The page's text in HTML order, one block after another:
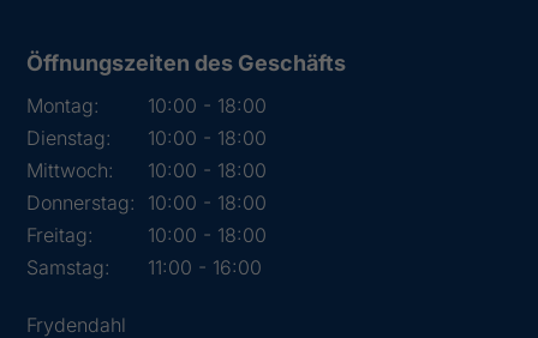
Öffnungszeiten des Geschäfts
Montag:
10:00 - 18:00
Dienstag:
10:00 - 18:00
Mittwoch:
10:00 - 18:00
Donnerstag:
10:00 - 18:00
Freitag:
10:00 - 18:00
Samstag:
11:00 - 16:00
Frydendahl